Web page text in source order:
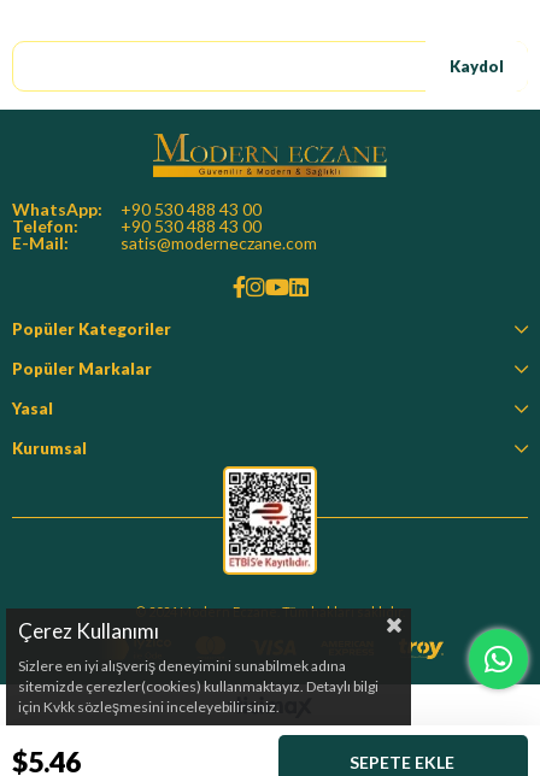
Kaydol
WhatsApp:
+90 530 488 43 00
Telefon:
+90 530 488 43 00
E-Mail:
satis@moderneczane.com
Popüler Kategoriler
Popüler Markalar
Yasal
Kurumsal
© 2024 Modern Eczane. Tüm hakları saklıdır.
Çerez Kullanımı
Sizlere en iyi alışveriş deneyimini sunabilmek adına
sitemizde çerezler(cookies) kullanmaktayız. Detaylı bilgi
için Kvkk sözleşmesini inceleyebilirsiniz.
$5.46